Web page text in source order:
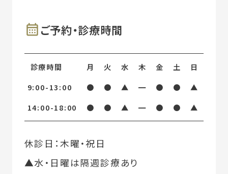
ご予約・診療時間
診療時間 月 火 水 木 金 土
日
9:00-13:00
● ● ▲ ━ ● ●
▲
14:00-18:00
● ● ▲ ━ ● ● ▲
休診日：木曜・祝日
▲水・日曜は隔週診療あり